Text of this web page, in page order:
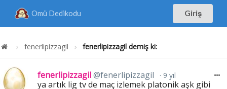
Omü Dedikodu Giriş
fenerlipizzagil fenerlipizzagil demiş ki:
fenerlipizzagil@fenerlipizzagil 9 yıl
ya artık lig tv de maç izlemek platonik aşk gibi